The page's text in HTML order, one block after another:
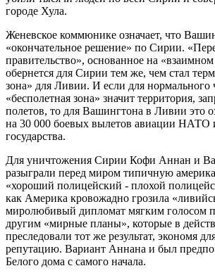
городе Хула.
Женевское коммюнике означает, что
«окончательное решение» по Сирии.
правительство», основанное на «взаимном
обернется для Сирии тем же, чем стал
зона» для Ливии. И если для нормального
«бесполетная зона» значит территория,
полетов, то для Вашингтона в Ливии это
на 30 000 боевых вылетов авиации НАТО
государства.
Для уничтожения Сирии Кофи Аннан и
разыграли перед миром типичную
«хороший полицейский - плохой
как Америка кровожадно грозила
миролюбивый дипломат мягким голосом
другим «мирные планы», которые в
преследовали тот же результат, экономя
репутацию. Вариант Аннана и был
Белого дома с самого начала.